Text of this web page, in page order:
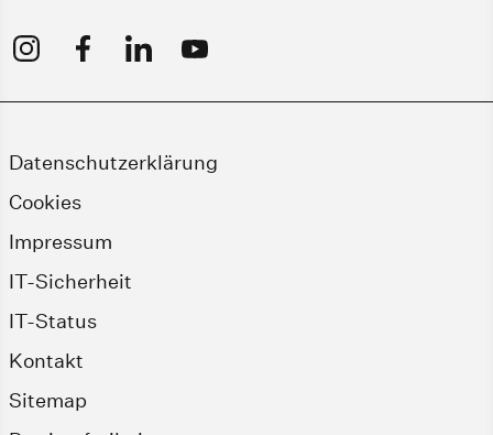
Datenschutzerklärung
Cookies
Impressum
IT-Sicherheit
IT-Status
Kontakt
Sitemap